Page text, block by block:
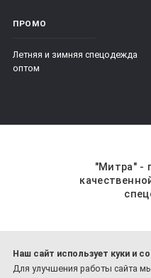
Наш сайт использует куки и
Для улучшения работы сайта
ПРОМО
Летняя и зимняя спецодежда
оптом
"Митра" -
8